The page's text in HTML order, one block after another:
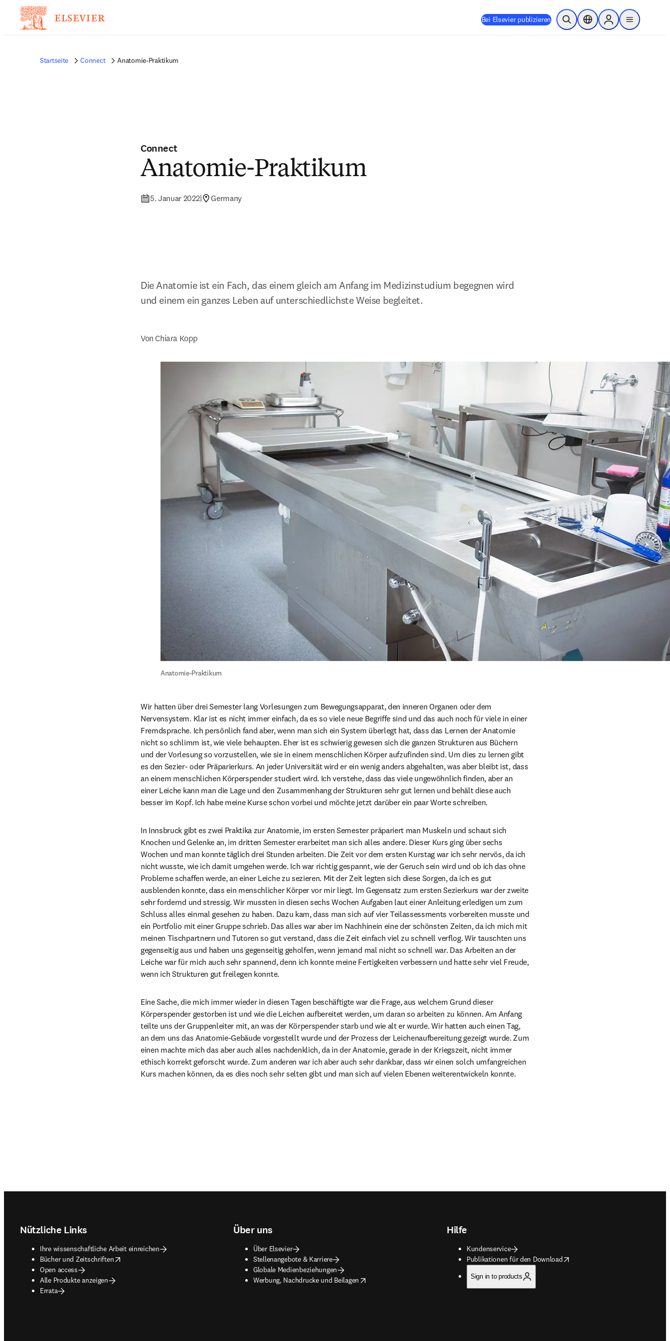
Bei Elsevier publizieren Suche öffnenStandortauswahl
Sign in to products
menu
Startseite Connect Anatomie-Praktikum
Connect
Anatomie-Praktikum
5. Januar 2022| Germany
Die Anatomie ist ein Fach, das einem gleich am Anfang im Medizinstudium begegnen wird
und einem ein ganzes Leben auf unterschiedlichste Weise begleitet.
Von Chiara Kopp
Anatomie-Praktikum
Wir hatten über drei Semester lang Vorlesungen zum Bewegungsapparat, den inneren Organen oder dem
Nervensystem. Klar ist es nicht immer einfach, da es so viele neue Begriffe sind und das auch noch für viele in einer
Fremdsprache. Ich persönlich fand aber, wenn man sich ein System überlegt hat, dass das Lernen der Anatomie
nicht so schlimm ist, wie viele behaupten. Eher ist es schwierig gewesen sich die ganzen Strukturen aus Büchern
und der Vorlesung so vorzustellen, wie sie in einem menschlichen Körper aufzufinden sind. Um dies zu lernen gibt
es den Sezier- oder Präparierkurs. An jeder Universität wird er ein wenig anders abgehalten, was aber bleibt ist, dass
an einem menschlichen Körperspender studiert wird. Ich verstehe, dass das viele ungewöhnlich finden, aber an
einer Leiche kann man die Lage und den Zusammenhang der Strukturen sehr gut lernen und behält diese auch
besser im Kopf. Ich habe meine Kurse schon vorbei und möchte jetzt darüber ein paar Worte schreiben.
In Innsbruck gibt es zwei Praktika zur Anatomie, im ersten Semester präpariert man Muskeln und schaut sich
Knochen und Gelenke an, im dritten Semester erarbeitet man sich alles andere. Dieser Kurs ging über sechs
Wochen und man konnte täglich drei Stunden arbeiten. Die Zeit vor dem ersten Kurstag war ich sehr nervös, da ich
nicht wusste, wie ich damit umgehen werde. Ich war richtig gespannt, wie der Geruch sein wird und ob ich das ohne
Probleme schaffen werde, an einer Leiche zu sezieren. Mit der Zeit legten sich diese Sorgen, da ich es gut
ausblenden konnte, dass ein menschlicher Körper vor mir liegt. Im Gegensatz zum ersten Sezierkurs war der zweite
sehr fordernd und stressig. Wir mussten in diesen sechs Wochen Aufgaben laut einer Anleitung erledigen um zum
Schluss alles einmal gesehen zu haben. Dazu kam, dass man sich auf vier Teilassessments vorbereiten musste und
ein Portfolio mit einer Gruppe schrieb. Das alles war aber im Nachhinein eine der schönsten Zeiten, da ich mich mit
meinen Tischpartnern und Tutoren so gut verstand, dass die Zeit einfach viel zu schnell verflog. Wir tauschten uns
gegenseitig aus und haben uns gegenseitig geholfen, wenn jemand mal nicht so schnell war. Das Arbeiten an der
Leiche war für mich auch sehr spannend, denn ich konnte meine Fertigkeiten verbessern und hatte sehr viel Freude,
wenn ich Strukturen gut freilegen konnte.
Eine Sache, die mich immer wieder in diesen Tagen beschäftigte war die Frage, aus welchem Grund dieser
Körperspender gestorben ist und wie die Leichen aufbereitet werden, um daran so arbeiten zu können. Am Anfang
teilte uns der Gruppenleiter mit, an was der Körperspender starb und wie alt er wurde. Wir hatten auch einen Tag,
an dem uns das Anatomie-Gebäude vorgestellt wurde und der Prozess der Leichenaufbereitung gezeigt wurde. Zum
einen machte mich das aber auch alles nachdenklich, da in der Anatomie, gerade in der Kriegszeit, nicht immer
ethisch korrekt geforscht wurde. Zum anderen war ich aber auch sehr dankbar, dass wir einen solch umfangreichen
Kurs machen können, da es dies noch sehr selten gibt und man sich auf vielen Ebenen weiterentwickeln konnte.
Nützliche Links
Ihre wissenschaftliche Arbeit einreichen
Bücher und Zeitschriften
opens in new tab/window
Open access
Alle Produkte anzeigen
Errata
Über uns
Über Elsevier
Stellenangebote & Karriere
Globale Medienbeziehungen
Werbung, Nachdrucke und Beilagen
opens in new tab/window
Hilfe
Kundenservice
Publikationen für den Download
opens in new tab/window
Sign in to products